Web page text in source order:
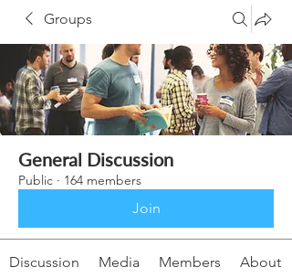
Groups
General Discussion
Public · 164 members
Join
Discussion Media Members About